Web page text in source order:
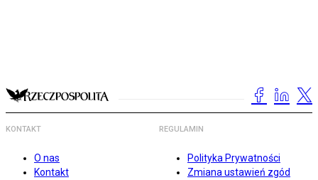
KONTAKT
O nas
Kontakt
REGULAMIN
Polityka Prywatności
Zmiana ustawień zgód